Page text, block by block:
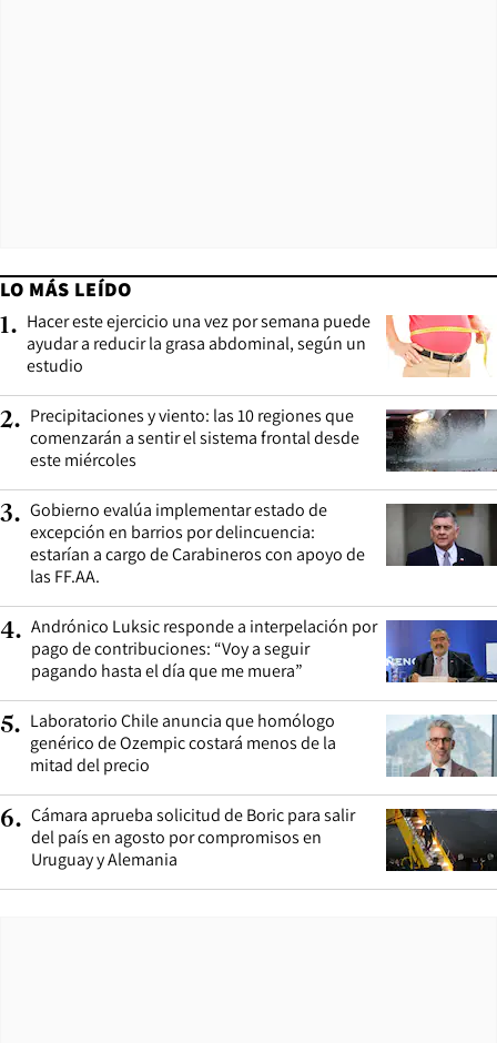
LO MÁS LEÍDO
1. Hacer este ejercicio una vez por semana puede
ayudar a reducir la grasa abdominal, según un
estudio
2. Precipitaciones y viento: las 10 regiones que
comenzarán a sentir el sistema frontal desde
este miércoles
3. Gobierno evalúa implementar estado de
excepción en barrios por delincuencia:
estarían a cargo de Carabineros con apoyo de
las FF.AA.
4. Andrónico Luksic responde a interpelación por
pago de contribuciones: “Voy a seguir
pagando hasta el día que me muera”
5. Laboratorio Chile anuncia que homólogo
genérico de Ozempic costará menos de la
mitad del precio
6. Cámara aprueba solicitud de Boric para salir
del país en agosto por compromisos en
Uruguay y Alemania